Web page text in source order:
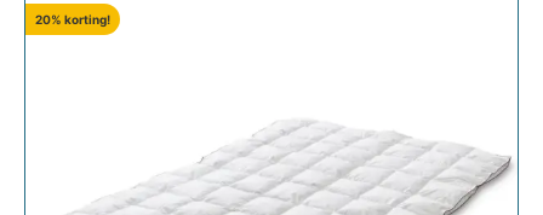
20% korting!